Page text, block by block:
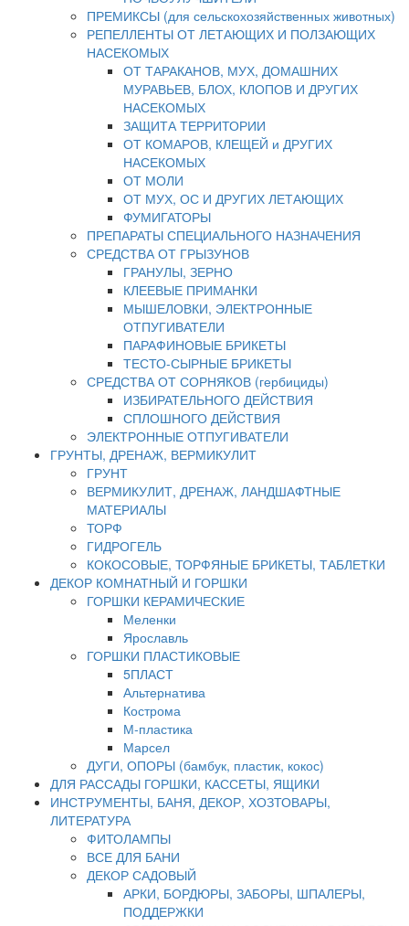
ПРЕМИКСЫ (для сельскохозяйственных животных)
РЕПЕЛЛЕНТЫ ОТ ЛЕТАЮЩИХ И ПОЛЗАЮЩИХ
НАСЕКОМЫХ
ОТ ТАРАКАНОВ, МУХ, ДОМАШНИХ
МУРАВЬЕВ, БЛОХ, КЛОПОВ И ДРУГИХ
НАСЕКОМЫХ
ЗАЩИТА ТЕРРИТОРИИ
ОТ КОМАРОВ, КЛЕЩЕЙ и ДРУГИХ
НАСЕКОМЫХ
ОТ МОЛИ
ОТ МУХ, ОС И ДРУГИХ ЛЕТАЮЩИХ
ФУМИГАТОРЫ
ПРЕПАРАТЫ СПЕЦИАЛЬНОГО НАЗНАЧЕНИЯ
СРЕДСТВА ОТ ГРЫЗУНОВ
ГРАНУЛЫ, ЗЕРНО
КЛЕЕВЫЕ ПРИМАНКИ
МЫШЕЛОВКИ, ЭЛЕКТРОННЫЕ
ОТПУГИВАТЕЛИ
ПАРАФИНОВЫЕ БРИКЕТЫ
ТЕСТО-СЫРНЫЕ БРИКЕТЫ
СРЕДСТВА ОТ СОРНЯКОВ (гербициды)
ИЗБИРАТЕЛЬНОГО ДЕЙСТВИЯ
СПЛОШНОГО ДЕЙСТВИЯ
ЭЛЕКТРОННЫЕ ОТПУГИВАТЕЛИ
ГРУНТЫ, ДРЕНАЖ, ВЕРМИКУЛИТ
ГРУНТ
ВЕРМИКУЛИТ, ДРЕНАЖ, ЛАНДШАФТНЫЕ
МАТЕРИАЛЫ
ТОРФ
ГИДРОГЕЛЬ
КОКОСОВЫЕ, ТОРФЯНЫЕ БРИКЕТЫ, ТАБЛЕТКИ
ДЕКОР КОМНАТНЫЙ И ГОРШКИ
ГОРШКИ КЕРАМИЧЕСКИЕ
Меленки
Ярославль
ГОРШКИ ПЛАСТИКОВЫЕ
5ПЛАСТ
Альтернатива
Кострома
М-пластика
Марсел
ДУГИ, ОПОРЫ (бамбук, пластик, кокос)
ДЛЯ РАССАДЫ ГОРШКИ, КАССЕТЫ, ЯЩИКИ
ИНСТРУМЕНТЫ, БАНЯ, ДЕКОР, ХОЗТОВАРЫ,
ЛИТЕРАТУРА
ФИТОЛАМПЫ
ВСЕ ДЛЯ БАНИ
ДЕКОР САДОВЫЙ
АРКИ, БОРДЮРЫ, ЗАБОРЫ, ШПАЛЕРЫ,
ПОДДЕРЖКИ